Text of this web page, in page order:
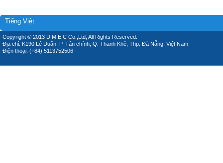
Tiếng Việt
Copyright © 2013 D.M.E.C Co.,Ltd, All Rights Reserved.
Địa chỉ: K190 Lê Duẩn, P. Tân chính, Q. Thanh Khê, Thp. Đà Nẵng, Việt Nam.
Điện thoại: (+84) 5113752506